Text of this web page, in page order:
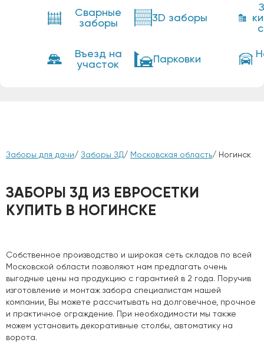
Сварные
заборы
3D заборы
Въезд на
участок
Парковки
Заборы для дачи/ Заборы ЗД/ Московская область/ Ногинск
ЗАБОРЫ 3Д ИЗ ЕВРОСЕТКИ
КУПИТЬ В НОГИНСКЕ
Собственное производство и широкая сеть складов по всей
Московской области позволяют нам предлагать очень
выгодные цены на продукцию с гарантией в 2 года. Поручив
изготовление и монтаж забора специалистам нашей
компании, Вы можете рассчитывать на долговечное, прочное
и практичное ограждение. При необходимости мы также
можем установить декоративные столбы, автоматику на
ворота.